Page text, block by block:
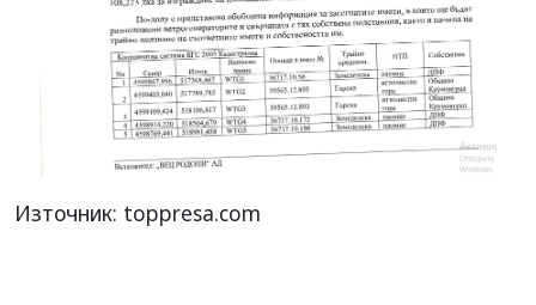
Източник: toppresa.com